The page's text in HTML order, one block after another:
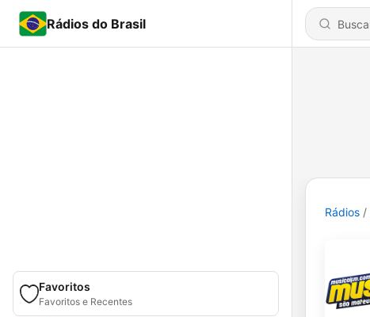
Rádios do Brasil
Favoritos
Favoritos e Recentes
Rádios